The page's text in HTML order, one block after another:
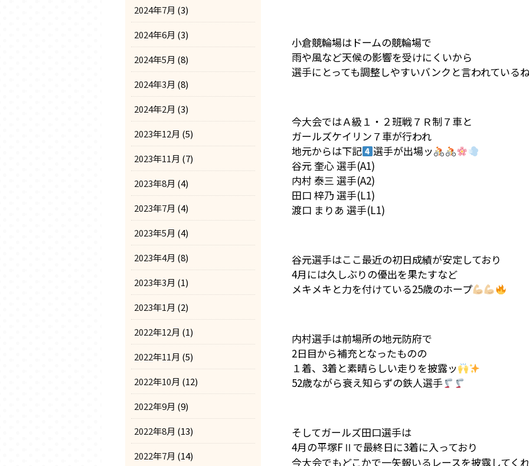
2024年7月 (3)
2024年6月 (3)
2024年5月 (8)
2024年3月 (8)
2024年2月 (3)
2023年12月 (5)
2023年11月 (7)
2023年8月 (4)
2023年7月 (4)
2023年5月 (4)
2023年4月 (8)
2023年3月 (1)
2023年1月 (2)
2022年12月 (1)
2022年11月 (5)
2022年10月 (12)
2022年9月 (9)
2022年8月 (13)
2022年7月 (14)
小倉競輪場はドームの競輪場で
雨や風など天候の影響を受けにくいから
選手にとっても調整しやすいバンクと言われている
今大会ではＡ級１・２班戦７Ｒ制７車と
ガールズケイリン７車が行われ
地元からは下記
選手が出場ッ
谷元 奎心 選手(A1)
内村 泰三 選手(A2)
田口 梓乃 選手(L1)
渡口 まりあ 選手(L1)
谷元選手はここ最近の初日成績が安定しており
4月には久しぶりの優出を果たすなど
メキメキと力を付けている25歳のホープ
内村選手は前場所の地元防府で
2日目から補充となったものの
１着、3着と素晴らしい走りを披露ッ
52歳ながら衰え知らずの鉄人選手
そしてガールズ田口選手は
4月の平塚FⅡで最終日に3着に入っており
今大会でもどこかで一矢報いるレースを披露してく